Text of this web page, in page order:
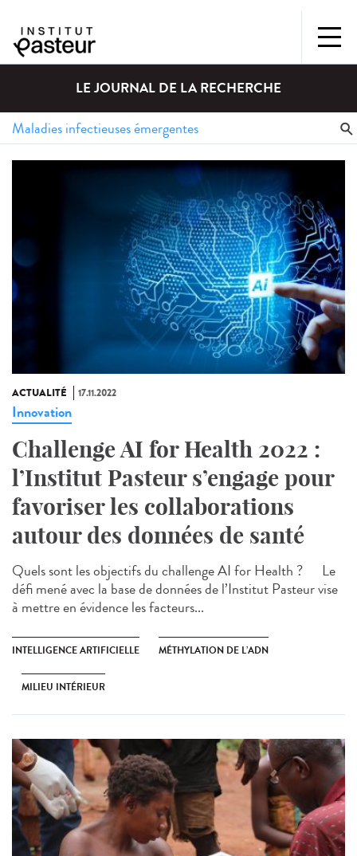
LE JOURNAL DE LA RECHERCHE
ACTUALITÉ 17.11.2022
Innovation
Challenge AI for Health 2022 :
l’Institut Pasteur s’engage pour
favoriser les collaborations
autour des données de santé
Quels sont les objectifs du challenge AI for Health ? Le
défi mené avec la base de données de l’Institut Pasteur vise
à mettre en évidence les facteurs...
INTELLIGENCE ARTIFICIELLE MÉTHYLATION DE L’ADN
MILIEU INTÉRIEUR